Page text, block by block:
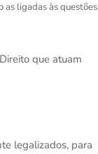
as ligadas às questões
que atuam
legalizados, para